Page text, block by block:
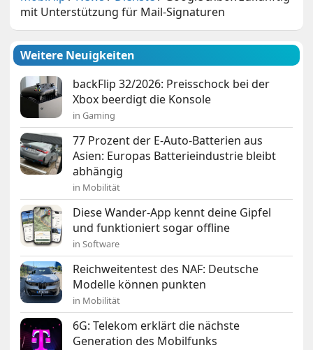
mit Unterstützung für Mail-Signaturen
Weitere Neuigkeiten
backFlip 32/2026: Preisschock bei der
Xbox beerdigt die Konsole
in Gaming
77 Prozent der E-Auto-Batterien aus
Asien: Europas Batterieindustrie bleibt
abhängig
in Mobilität
Diese Wander-App kennt deine Gipfel
und funktioniert sogar offline
in Software
Reichweitentest des NAF: Deutsche
Modelle können punkten
in Mobilität
6G: Telekom erklärt die nächste
Generation des Mobilfunks